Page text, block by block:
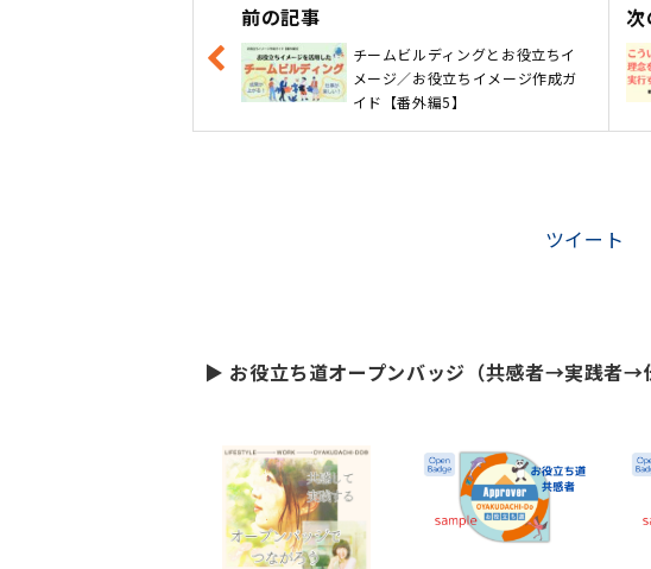
前の記事
チームビルディングとお役立ちイ
メージ／お役立ちイメージ作成ガ
イド【番外編5】
次
ツイート
▶ お役立ち道オープンバッジ（共感者→実践者→